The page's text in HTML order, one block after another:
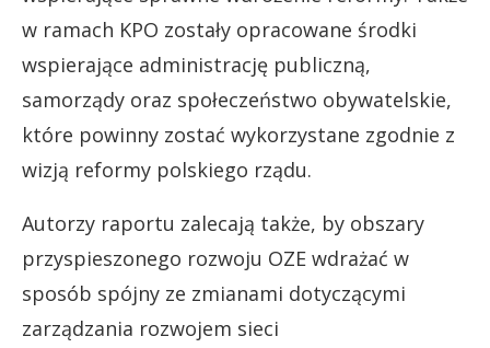
w ramach KPO zostały opracowane środki
wspierające administrację publiczną,
samorządy oraz społeczeństwo obywatelskie,
które powinny zostać wykorzystane zgodnie z
wizją reformy polskiego rządu.
Autorzy raportu zalecają także, by obszary
przyspieszonego rozwoju OZE wdrażać w
sposób spójny ze zmianami dotyczącymi
zarządzania rozwojem sieci